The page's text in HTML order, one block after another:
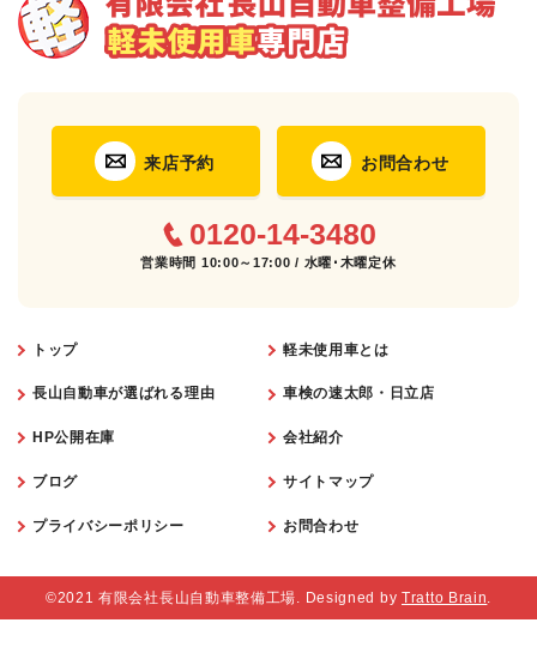
来店予約 お問合わせ
0120-14-3480
営業時間 10:00～17:00 / 水曜･木曜定休
トップ 軽未使用車とは
長山自動車が選ばれる理由 車検の速太郎・日立店
HP公開在庫 会社紹介
ブログ サイトマップ
プライバシーポリシー お問合わせ
©2021 有限会社長山自動車整備工場. Designed by Tratto Brain